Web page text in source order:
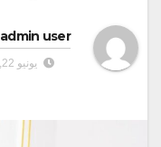
admin user
يونيو 22, 2025